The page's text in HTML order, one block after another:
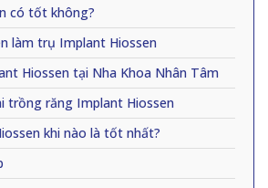
có tốt không?
làm trụ Implant Hiossen
Hiossen tại Nha Khoa Nhân Tâm
trồng răng Implant Hiossen
khi nào là tốt nhất?